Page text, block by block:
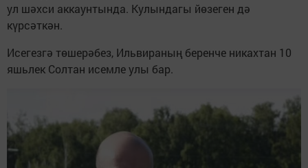
ул шәхси аккаунтында. Кулындагы йөзеген дә
күрсәткән.
Исегезгә төшерәбез, Ильвираның беренче никахтан 10
яшьлек Солтан исемле улы бар.